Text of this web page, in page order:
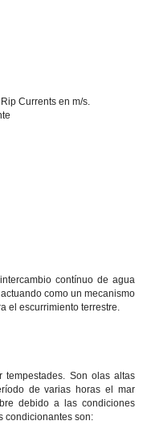
Currents en m/s.
contínuo de agua
como un mecanismo
el escurrimiento terrestre.
tempestades. Son olas altas
de varias horas el mar
debido a las condiciones
condicionantes son: